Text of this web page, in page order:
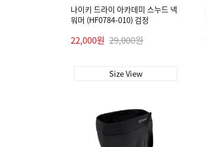
나이키 드라이 아카데미 스누드 넥
워머 (HF0784-010) 검정
22,000원 29,000원
Size View